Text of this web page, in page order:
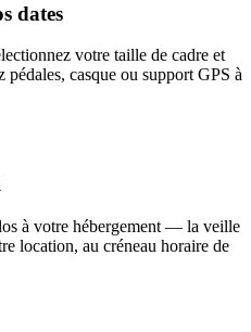
dates
votre taille de cadre et
casque ou support GPS à
à votre hébergement — la veille
location, au créneau horaire de